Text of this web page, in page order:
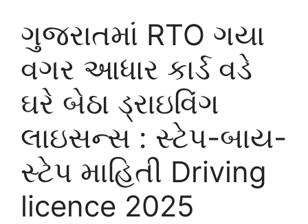
ગુજરાતમાં RTO ગયા
વગર આધાર કાર્ડ વડે
ઘરે બેઠા ડ્રાઇવિંગ
લાઇસન્સ : સ્ટેપ-બાય-
સ્ટેપ માહિતી Driving
licence 2025